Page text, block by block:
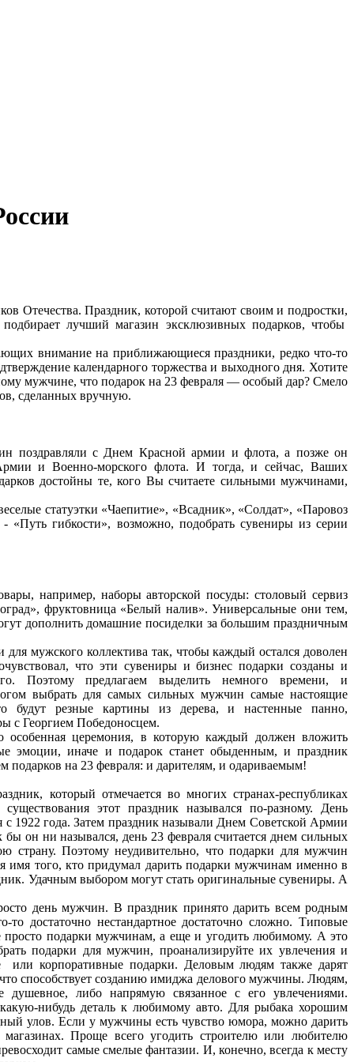
Отечества. Праздник, которой считают своим и подростки,
лучший магазин эксклюзивных подарков, чтобы
внимание на приближающиеся праздники, редко что-то
календарного торжества и выходного дня. Хотите
мужчине, что подарок на 23 февраля — особый дар? Смело
сделанных вручную.
поздравляли с Днем Красной армии и флота, а позже он
и Военно-морского флота. И тогда, и сейчас, Ваших
достойны те, кого Вы считаете сильными мужчинами,
статуэтки «Чаепитие», «Всадник», «Солдат», «Паровоз
гибкости», возможно, подобрать сувениры из серии
например, наборы авторской посуды: столовый сервиз
фруктовница «Белый налив». Универсальные они тем,
дополнить домашние посиделки за большим праздничным
для мужского коллектива так, чтобы каждый остался доволен
что эти сувениры и бизнес подарки созданы и
Поэтому предлагаем выделить немного времени, и
выбрать для самых сильных мужчин самые настоящие
будут резные картины из дерева, и настенные панно,
с Георгием Победоносцем.
церемония, в которую каждый должен вложить
эмоции, иначе и подарок станет обыденным, и праздник
подарков на 23 февраля: и дарителям, и одариваемым!
который отмечается во многих странах-республиках
этот праздник назывался по-разному. День
с 1922 года. Затем праздник называли Днем Советской Армии
он ни назывался, день 23 февраля считается днем сильных
страну. Поэтому неудивительно, что подарки для мужчин
имя того, кто придумал дарить подарки мужчинам именно в
Удачным выбором могут стать оригинальные сувениры. А
день мужчин. В праздник принято дарить всем родным
достаточно нестандартное достаточно сложно. Типовые
подарки мужчинам, а еще и угодить любимому. А это
подарки для мужчин, проанализируйте их увлечения и
корпоративные подарки. Деловым людям также дарят
способствует созданию имиджа делового мужчины. Людям,
либо напрямую связанное с его увлечениями.
нибудь деталь к любимому авто. Для рыбака хорошим
улов. Если у мужчины есть чувство юмора, можно дарить
Проще всего угодить строителю или любителю
самые смелые фантазии. И, конечно, всегда к месту